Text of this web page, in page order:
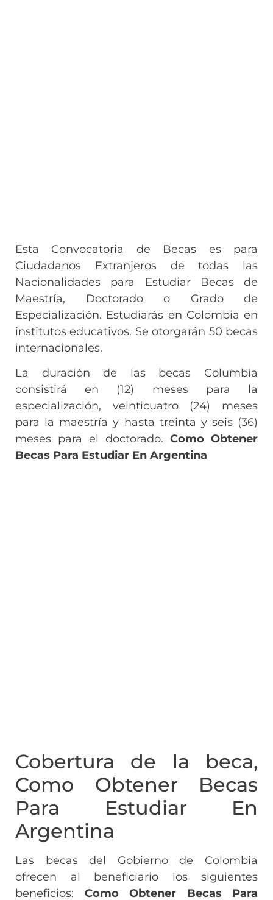
Esta Convocatoria de Becas es para
Ciudadanos Extranjeros de todas las
Nacionalidades para Estudiar Becas de
Maestría, Doctorado o Grado de
Especialización. Estudiarás en Colombia en
institutos educativos. Se otorgarán 50 becas
internacionales.
La duración de las becas Columbia
consistirá en (12) meses para la
especialización, veinticuatro (24) meses
para la maestría y hasta treinta y seis (36)
meses para el doctorado. Como Obtener
Becas Para Estudiar En Argentina
Cobertura de la beca,
Como Obtener Becas
Para Estudiar En
Argentina
Las becas del Gobierno de Colombia
ofrecen al beneficiario los siguientes
beneficios: Como Obtener Becas Para